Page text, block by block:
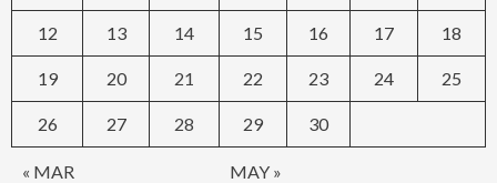
« MAR MAY »
12 13 14 15 16 17 18
19 20 21 22 23 24 25
26 27 28 29 30